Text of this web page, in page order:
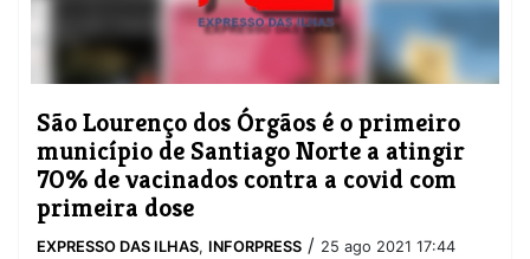
São Lourenço dos Órgãos é o primeiro
município de Santiago Norte a atingir
70% de vacinados contra a covid com
primeira dose
EXPRESSO DAS ILHAS, INFORPRESS / 25 ago 2021 17:44